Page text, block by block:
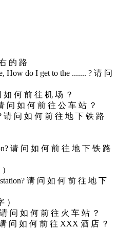
的 路
How do I get to the ....... ? 请 问
如 何 前 往 机 场 ？
问 如 何 前 往 公 车 站 ？
请 问 如 何 前 往 地 下 铁 路
请 问 如 何 前 往 地 下 铁 路
请 问 如 何 前 往 地 下
）
问 如 何 前 往 火 车 站 ？
问 如 何 前 往 XXX 酒 店 ？